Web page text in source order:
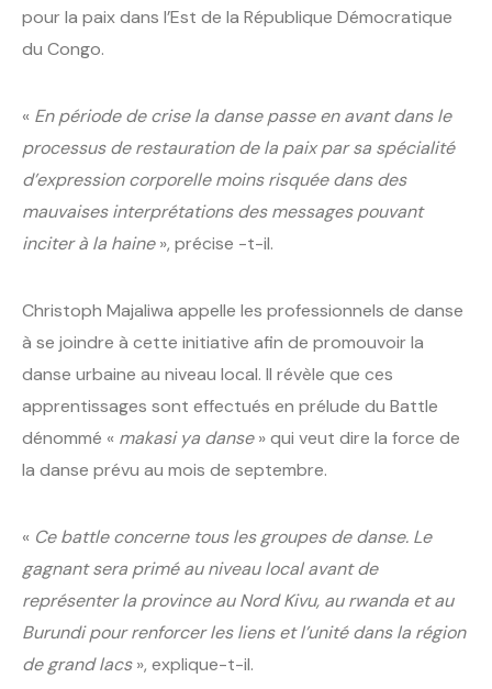
pour la paix dans l’Est de la République Démocratique
du Congo.
« En période de crise la danse passe en avant dans le
processus de restauration de la paix par sa spécialité
d’expression corporelle moins risquée dans des
mauvaises interprétations des messages pouvant
inciter à la haine», précise -t-il.
Christoph Majaliwa appelle les professionnels de danse
à se joindre à cette initiative afin de promouvoir la
danse urbaine au niveau local. Il révèle que ces
apprentissages sont effectués en prélude du Battle
dénommé « makasi ya danse» qui veut dire la force de
la danse prévu au mois de septembre.
« Ce battle concerne tous les groupes de danse. Le
gagnant sera primé au niveau local avant de
représenter la province au Nord Kivu, au rwanda et au
Burundi pour renforcer les liens et l’unité dans la région
de grand lacs», explique-t-il.